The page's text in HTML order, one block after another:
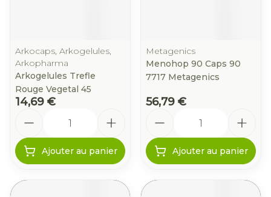
Arkocaps, Arkogelules,
Arkopharma
Arkogelules Trefle
Rouge Vegetal 45
14,69 €
Ajouter au panier
Metagenics
Menohop 90 Caps 90
7717 Metagenics
56,79 €
Ajouter au panier